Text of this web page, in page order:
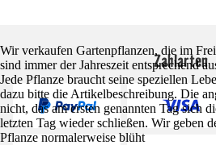
Wir verkaufen Gartenpflanzen, die im
sind immer der Jahreszeit entsprechend
Jede Pflanze braucht seine speziellen
dazu bitte die Artikelbeschreibung. Die
nicht, das am ersten genannten Tag sich
letzten Tag wieder schließen. Wir geben
Pflanze normalerweise blüht
Zahlarten